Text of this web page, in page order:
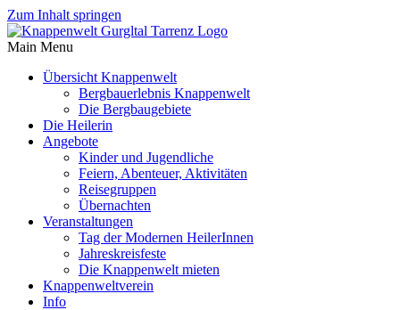
Zum Inhalt springen
Main Menu
Übersicht Knappenwelt
Bergbauerlebnis Knappenwelt
Die Bergbaugebiete
Die Heilerin
Angebote
Kinder und Jugendliche
Feiern, Abenteuer, Aktivitäten
Reisegruppen
Übernachten
Veranstaltungen
Tag der Modernen HeilerInnen
Jahreskreisfeste
Die Knappenwelt mieten
Knappenweltverein
Info